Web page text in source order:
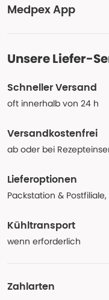
Medpex App
Unsere Liefer-
Schneller Versand
oft innerhalb von 24 h
Versandkostenfrei
ab oder bei
Lieferoptionen
Packstation &
Kühltransport
wenn erforderlich
Zahlarten